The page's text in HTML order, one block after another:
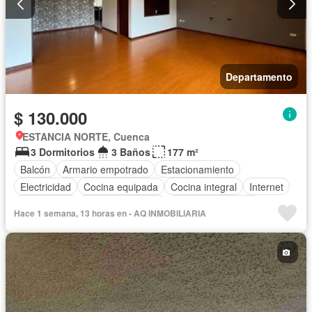
Departamento
$ 130.000
ESTANCIA NORTE, Cuenca
3 Dormitorios
3 Baños
177 m²
Balcón
Armario empotrado
Estacionamiento
Electricidad
Cocina equipada Cocina integral
Internet
Terraza
Seguridad Sin amoblar
Hace 1 semana, 13 horas en - AQ INMOBILIARIA